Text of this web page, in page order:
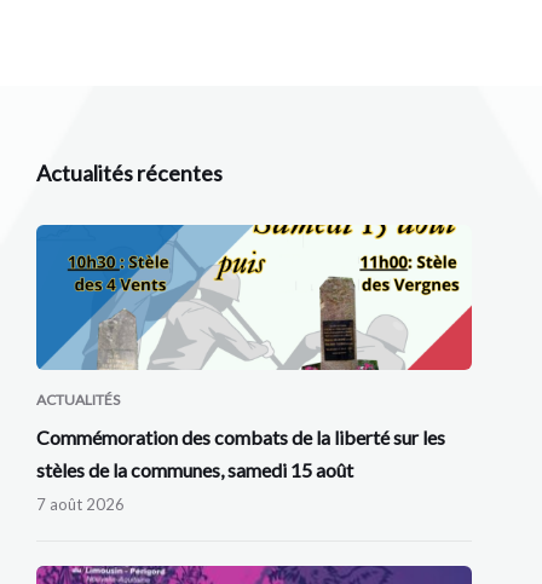
Actualités récentes
ACTUALITÉS
Commémoration des combats de la liberté sur les
stèles de la communes, samedi 15 août
7 août 2026